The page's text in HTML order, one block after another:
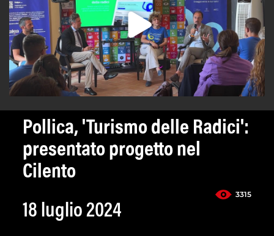
Pollica, 'Turismo delle Radici':
presentato progetto nel
Cilento
3315
18 luglio 2024